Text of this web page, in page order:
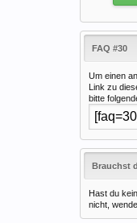
FAQ #30
Um einen
Link zu
bitte
Brauchst
Hast du
nicht,